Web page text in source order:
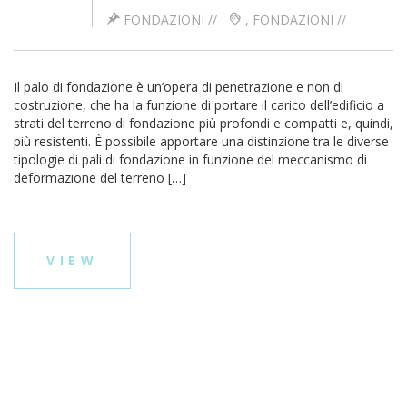
FONDAZIONI // , FONDAZIONI //
Il palo di fondazione è un’opera di penetrazione e non di
costruzione, che ha la funzione di portare il carico dell’edificio a
strati del terreno di fondazione più profondi e compatti e, quindi,
più resistenti. È possibile apportare una distinzione tra le diverse
tipologie di pali di fondazione in funzione del meccanismo di
deformazione del terreno […]
VIEW